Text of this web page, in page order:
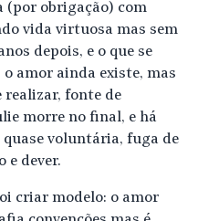
(por obrigação) com
vida virtuosa mas sem
depois, e o que se
o amor ainda existe, mas
fonte de
morre no final, e há
quase voluntária, fuga de
e dever.
criar modelo: o amor